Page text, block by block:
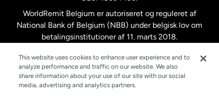
New Zealand
Spanien
Storbritannien
WorldRemit Belgium er autoriseret og reguleret af
National Bank of Belgium (NBB) under belgisk lov om
betalingsinstitutioner af 11. marts 2018.
This website uses cookies to enhance user experience and to
analyze performance and traffic on our website. We also
share information about your use of our site with our social
media, advertising and analytics partners.